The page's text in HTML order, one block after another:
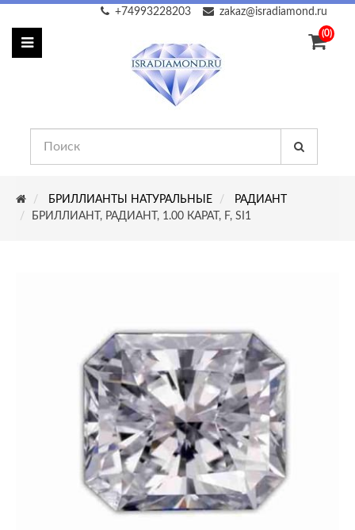
zakaz@isradiamond.ru
+74993228203
(0)
БРИЛЛИАНТЫ НАТУРАЛЬНЫЕ
РАДИАНТ
БРИЛЛИАНТ, РАДИАНТ, 1.00 КАРАТ, F, SI1